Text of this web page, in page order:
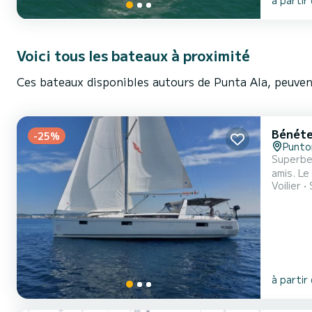
Voici tous les bateaux à proximité
Ces bateaux disponibles autours de Punta Ala,
-25%
amis. Le bateau dispose de 5 cabines tout confort et une capacité d'embarcation de 12 personnes. Avec une longueur totale
de 15
Voilier
à partir